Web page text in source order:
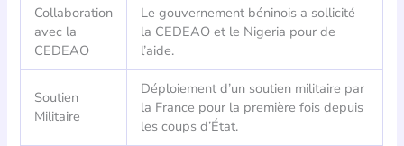
Collaboration
avec la
CEDEAO
Le gouvernement béninois a sollicité
la CEDEAO et le Nigeria pour de
l’aide.
Soutien
Militaire
Déploiement d’un soutien militaire par
la France pour la première fois depuis
les coups d’État.